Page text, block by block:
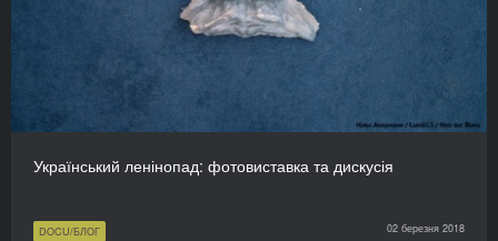
Український ленінопад: фотовиставка та дискусія
DOCU/БЛОГ 02 березня 2018